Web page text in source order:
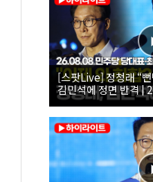
[스팟Live] 정청래 “
김민석에 정면 반격 |
당대표·최고위원 후